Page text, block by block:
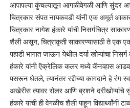
आपापल्या कुंचल्यातून आगळीवेगळी आणि सुंदर
चित्रकार संपत नायकवडी यांनी एक अमूर्त
चित्रकार नागेश हंकारे यांची निसर्गचित्र
शैली असून, चित्राकृती साकारण्यासाठी ते एक
पहाडी भागात जाऊन येथील दर्या खोऱ्यांचा
हंकारे यांनी ऍक्रेलिक कलर मध्ये कॅनव्हास
पसरून घेतले, त्यानंतर रद्दीच्या कागदाने हे रंग
अखेरीस त्यावर रोलर आणि ब्रशने दरीखोऱ्यांचे
हंकारे यांची ही वेगळीच शैली पाहून विद्यार्थ्यांनी